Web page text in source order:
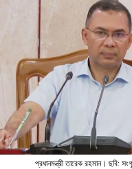
প্রধানমন্ত্রী তারেক রহমান। ছবি: